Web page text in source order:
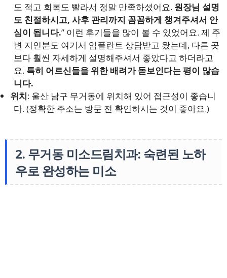
도 적고 회복도 빨라서 정말 만족하셨어요. 원장님 설명
도 친절하시고, 사후 관리까지 꼼꼼하게 챙겨주셔서 안
심이 됩니다.” 이런 후기들을 많이 볼 수 있었어요. 제 주
변 지인분도 여기서 임플란트 상담받고 왔는데, 다른 곳
보다 훨씬 자세하게 설명해주셔서 좋았다고 하더라고
요. 특히 어르신들을 위한 배려가 돋보인다는 평이 많습
니다.
위치: 울산 남구 무거동에 위치해 있어 접근성이 좋습니
다. (정확한 주소는 방문 전 확인하시는 것이 좋아요.)
2. 무거동 미소드림치과: 숙련된 노하
우로 완성하는 미소